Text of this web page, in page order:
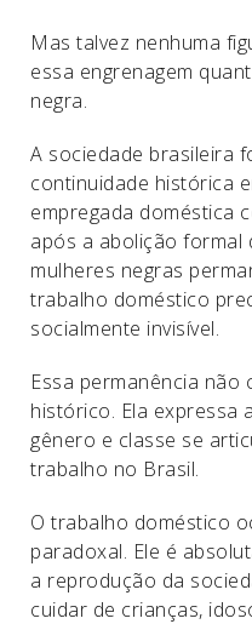
Mas talvez nenhuma
essa engrenagem
negra.
A sociedade brasileira
continuidade histórica
empregada doméstica
após a abolição formal
mulheres negras
trabalho doméstico
socialmente invisível.
Essa permanência não
histórico. Ela expressa
gênero e classe se
trabalho no Brasil.
O trabalho doméstico
paradoxal. Ele é
a reprodução da
cuidar de crianças,